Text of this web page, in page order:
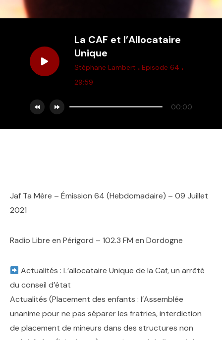
La CAF et l’Allocataire
Unique
Stéphane Lambert . Episode 64 .
29:59
00:00
Jaf Ta Mère – Émission 64 (Hebdomadaire) – 09 Juillet
2021
Radio Libre en Périgord – 102.3 FM en Dordogne
Actualités : L’allocataire Unique de la Caf, un arrêté
du conseil d’état
Actualités (Placement des enfants : l’Assemblée
unanime pour ne pas séparer les fratries, interdiction
de placement de mineurs dans des structures non